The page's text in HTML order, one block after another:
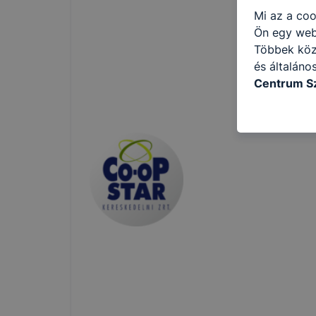
Mi az a
Ön egy
Többek
és
Centrum
használja
látogatja,
ezek
lehetővé